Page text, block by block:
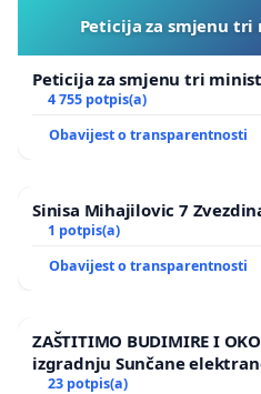
Peticija za smjenu tri
Peticija za smjenu tri
4 755 potpis(a)
Obavijest o transparentnosti
Sinisa Mihajilovic 7
1 potpis(a)
Obavijest o transparentnosti
ZAŠTITIMO BUDIMIRE I
izgradnju Sunčane
Ugljana
23 potpis(a)